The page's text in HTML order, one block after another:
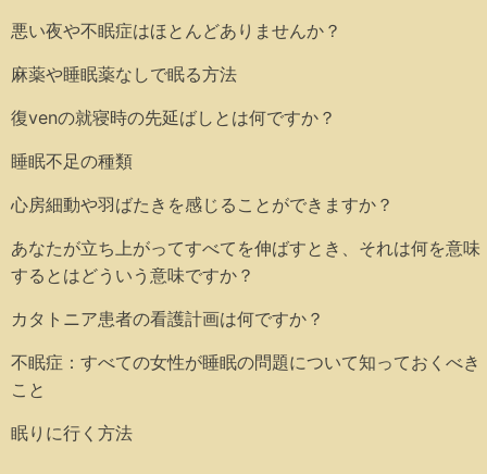
悪い夜や不眠症はほとんどありませんか？
麻薬や睡眠薬なしで眠る方法
復venの就寝時の先延ばしとは何ですか？
睡眠不足の種類
心房細動や羽ばたきを感じることができますか？
あなたが立ち上がってすべてを伸ばすとき、それは何を意味
するとはどういう意味ですか？
カタトニア患者の看護計画は何ですか？
不眠症：すべての女性が睡眠の問題について知っておくべき
こと
眠りに行く方法